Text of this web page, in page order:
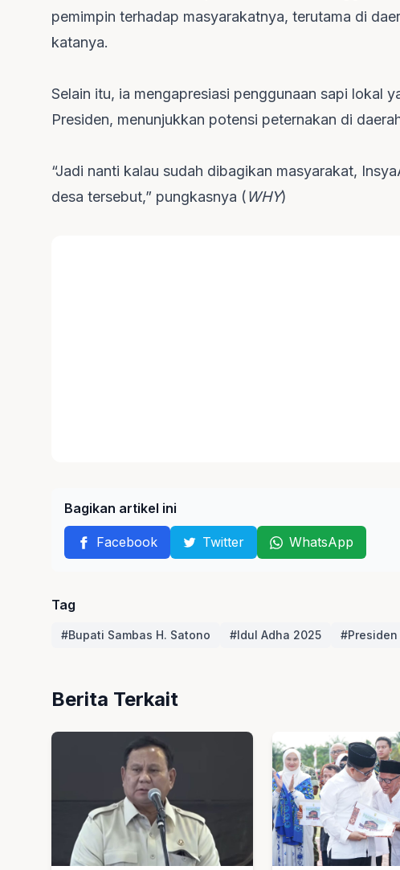
pemimpin terhadap masyarakatnya, terutama di
katanya.
Selain itu, ia mengapresiasi penggunaan sapi lokal
Presiden, menunjukkan potensi peternakan di
“Jadi nanti kalau sudah dibagikan masyarakat,
desa tersebut,” pungkasnya (WHY)
Bagikan artikel ini
Facebook Twitter WhatsApp
Tag
#Bupati Sambas H. Satono #Idul Adha 2025
Berita Terkait